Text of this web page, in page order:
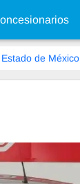
Estado de México